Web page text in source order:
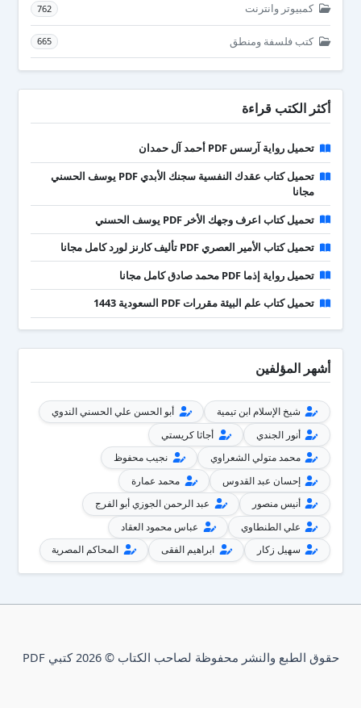
كمبيوتر وانترنت 762
كتب فلسفة ومنطق 665
أكثر الكتب قراءة
تحميل رواية آرسس PDF أحمد آل حمدان
تحميل كتاب عقدك النفسية سجنك الأبدي PDF يوسف الحسني
مجانا
تحميل كتاب اعرف وجهك الأخر PDF يوسف الحسني
تحميل كتاب الأمير العصري PDF تأليف كارنز لورد كامل مجانا
تحميل رواية إذما PDF محمد صادق كامل مجانا
تحميل كتاب علم البيئة مقررات PDF السعودية 1443
أشهر المؤلفين
شيخ الإسلام ابن تيمية
أبو الحسن علي الحسني الندوي
أنور الجندي
أجاثا كريستي
محمد متولي الشعراوي
نجيب محفوظ
إحسان عبد القدوس
محمد عمارة
أنيس منصور
عبد الرحمن الجوزي أبو الفرج
علي الطنطاوي
عباس محمود العقاد
سهيل زكار
ابراهيم الفقى المحاكم المصرية
حقوق الطبع والنشر محفوظة لصاحب الكتاب © 2026 كتبي PDF